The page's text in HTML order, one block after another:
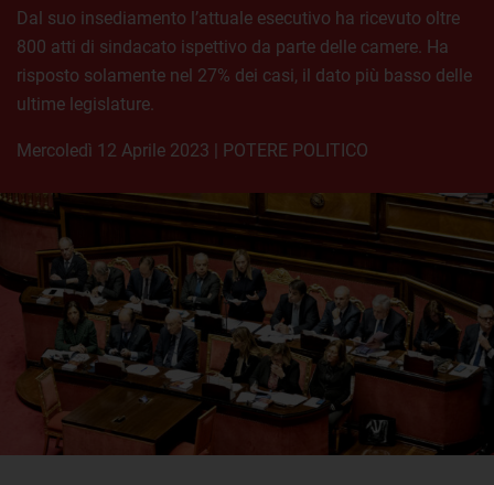
Dal suo insediamento l’attuale esecutivo ha ricevuto oltre
800 atti di sindacato ispettivo da parte delle camere. Ha
risposto solamente nel 27% dei casi, il dato più basso delle
ultime legislature.
mercoledì 12 Aprile 2023 | POTERE POLITICO